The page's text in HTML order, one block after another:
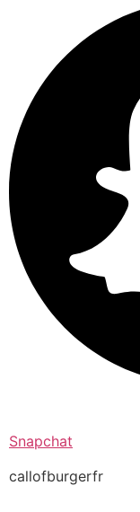
Snapchat
callofburgerfr